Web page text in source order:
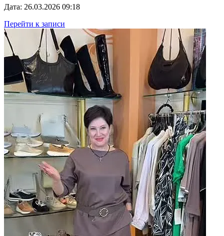
Дата: 26.03.2026 09:18
Перейти к записи